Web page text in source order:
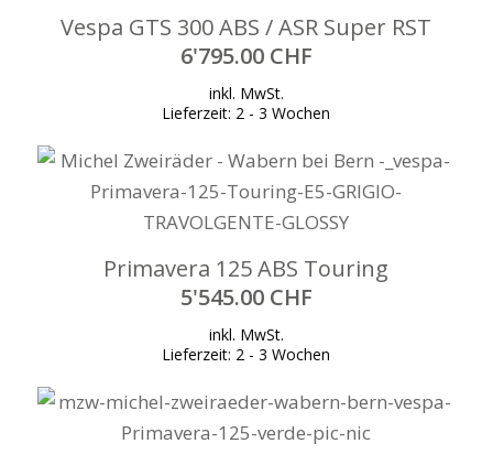
Vespa GTS 300 ABS / ASR Super RST
6'795.00 CHF
inkl. MwSt.
Lieferzeit: 2 - 3 Wochen
Primavera 125 ABS Touring
5'545.00 CHF
inkl. MwSt.
Lieferzeit: 2 - 3 Wochen